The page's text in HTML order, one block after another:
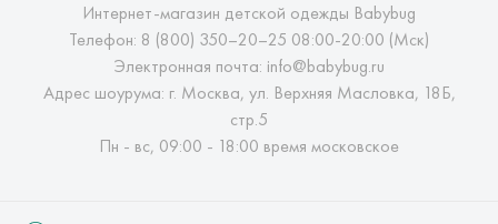
Интернет-магазин детской одежды Babybug
Телефон: 8 (800) 350–20–25 08:00-20:00 (Мск)
Электронная почта: info@babybug.ru
Адрес шоурума: г. Москва, ул. Верхняя Масловка, 18Б,
стр.5
Пн - вс, 09:00 - 18:00 время московское